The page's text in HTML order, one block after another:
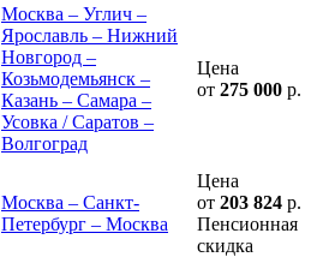
Москва – Углич –
Ярославль – Нижний
Новгород –
Козьмодемьянск –
Казань – Самара –
Усовка / Саратов –
Волгоград
Цена
от 275 000 р.
Москва – Санкт-
Петербург – Москва
Цена
от 203 824 р.
Пенсионная
скидка